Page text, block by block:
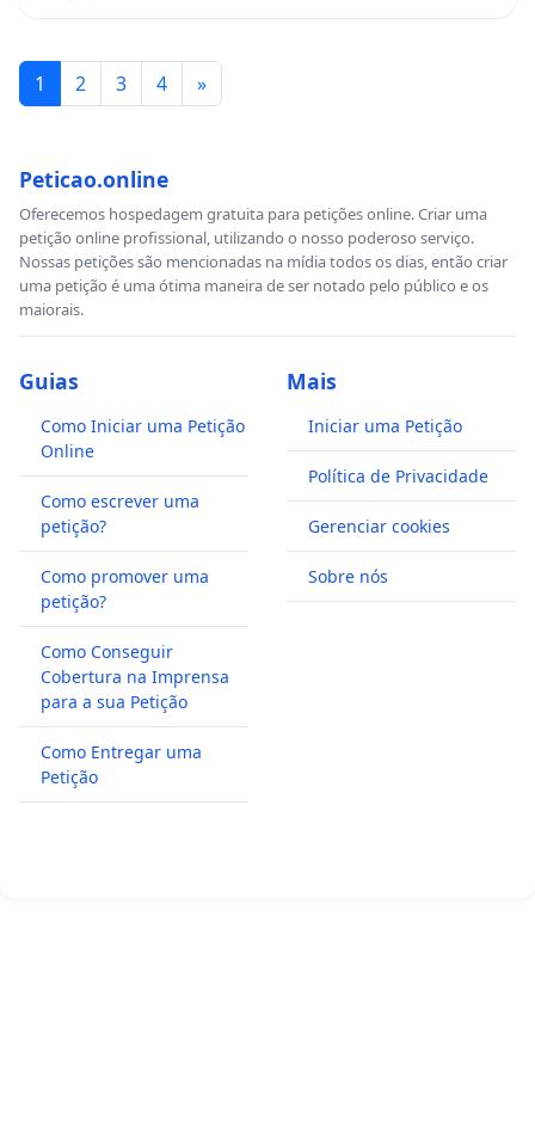
1 2 3 4 »
Peticao.online
Oferecemos hospedagem gratuita para petições online. Criar uma
petição online profissional, utilizando o nosso poderoso serviço.
Nossas petições são mencionadas na mídia todos os dias, então criar
uma petição é uma ótima maneira de ser notado pelo público e os
maiorais.
Guias
Como Iniciar uma Petição
Online
Como escrever uma
petição?
Como promover uma
petição?
Como Conseguir
Cobertura na Imprensa
para a sua Petição
Como Entregar uma
Petição
Mais
Iniciar uma Petição
Política de Privacidade
Gerenciar cookies
Sobre nós